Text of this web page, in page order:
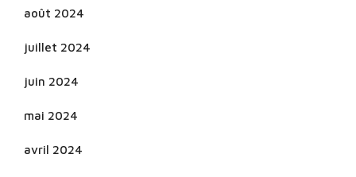
août 2024
juillet 2024
juin 2024
mai 2024
avril 2024